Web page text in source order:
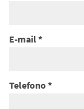
E-mail
Telefono